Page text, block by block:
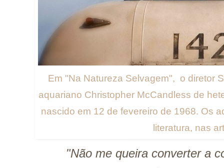
Em "Na Natureza Selvagem", o diretor
aquariano Christopher McCandless de
nascido em 12 de fevereiro de 1968. Os
literatura, nas
"Não me queira converter a